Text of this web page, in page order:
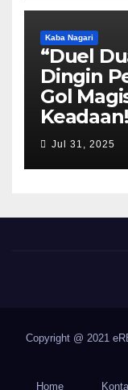
Kaba Nagari
“Duel
Dingin
Gol
Jul 31, 2025
Copyright @ 2021
Home